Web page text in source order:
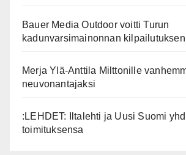
Bauer Media Outdoor voitti Turun
kadunvarsimainonnan kilpailutuksen
Merja Ylä-Anttila Milttonille
neuvonantajaksi
:LEHDET: Iltalehti ja Uusi Suomi
toimituksensa